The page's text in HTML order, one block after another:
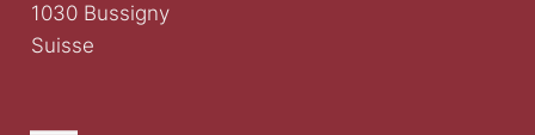
1030 Bussigny
Suisse